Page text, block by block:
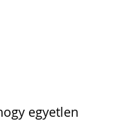
egyetlen